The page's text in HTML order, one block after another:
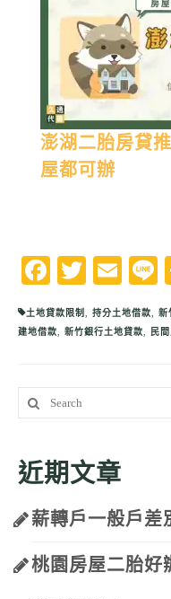
澎湖二胎房貸
屋都可辦
土地貸款限制 持分土地借款 新
建地借款
新竹銀行土地貸款 民
Search
for:
近期文章
薪轉戶一般戶差
桃園房屋二胎好